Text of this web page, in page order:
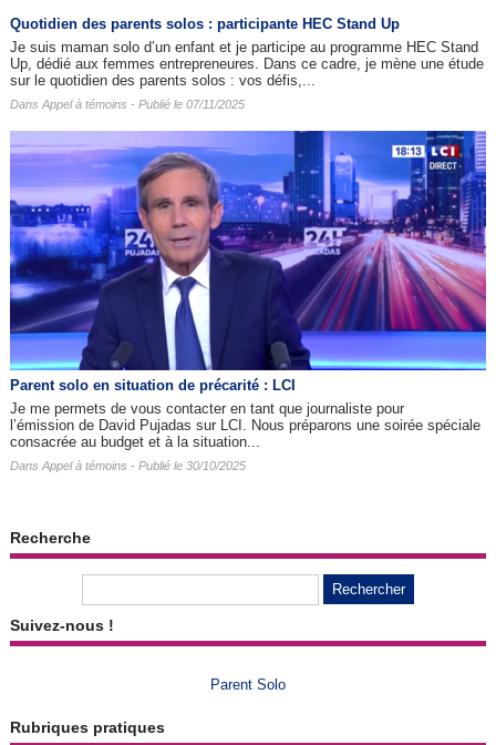
Quotidien des parents solos : participante HEC Stand Up
Je suis maman solo d’un enfant et je participe au programme HEC Stand
Up, dédié aux femmes entrepreneures. Dans ce cadre, je mène une étude
sur le quotidien des parents solos : vos défis,...
Dans Appel à témoins - Publié le 07/11/2025
Parent solo en situation de précarité : LCI
Je me permets de vous contacter en tant que journaliste pour
l’émission de David Pujadas sur LCI. Nous préparons une soirée spéciale
consacrée au budget et à la situation...
Dans Appel à témoins - Publié le 30/10/2025
Recherche
Suivez-nous !
Parent Solo
Rubriques pratiques